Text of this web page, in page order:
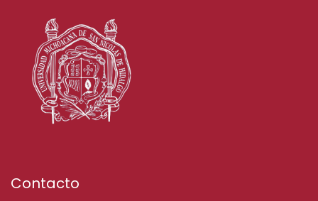
Contacto